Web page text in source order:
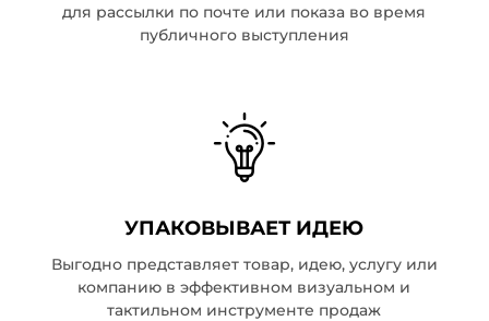
для рассылки по почте или показа во время
публичного выступления
УПАКОВЫВАЕТ ИДЕЮ
Выгодно представляет товар, идею, услугу или
компанию в эффективном визуальном и
тактильном инструменте продаж